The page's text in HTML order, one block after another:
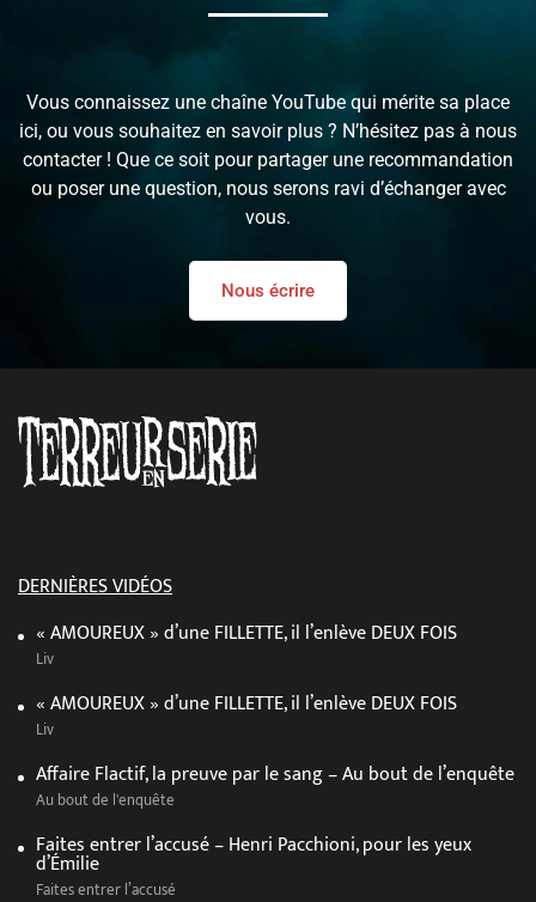
Vous connaissez une chaîne YouTube qui mérite sa place
ici, ou vous souhaitez en savoir plus ? N’hésitez pas à nous
contacter ! Que ce soit pour partager une recommandation
ou poser une question, nous serons ravi d’échanger avec
vous.
Nous écrire
DERNIÈRES VIDÉOS
« AMOUREUX » d’une FILLETTE, il l’enlève DEUX FOIS
Liv
« AMOUREUX » d’une FILLETTE, il l’enlève DEUX FOIS
Liv
Affaire Flactif, la preuve par le sang – Au bout de l’enquête
Au bout de l'enquête
Faites entrer l’accusé – Henri Pacchioni, pour les yeux
d’Émilie
Faites entrer l’accusé